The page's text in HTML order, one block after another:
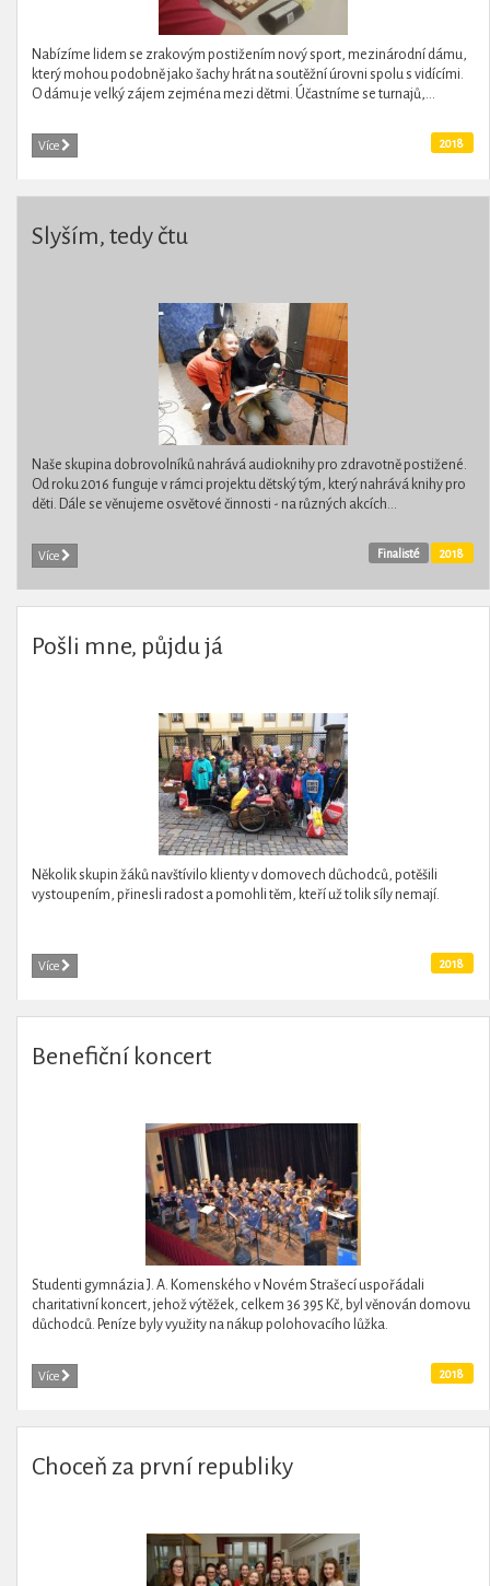
Nabízíme lidem se zrakovým postižením nový sport, mezinárodní dámu,
který mohou podobně jako šachy hrát na soutěžní úrovni spolu s vidícími.
O dámu je velký zájem zejména mezi dětmi. Účastníme se turnajů,...
Více 2018
Slyším, tedy čtu
Naše skupina dobrovolníků nahrává audioknihy pro zdravotně postižené.
Od roku 2016 funguje v rámci projektu dětský tým, který nahrává knihy pro
děti. Dále se věnujeme osvětové činnosti - na různých akcích...
Více 2018
Finalisté
Pošli mne, půjdu já
Několik skupin žáků navštívilo klienty v domovech důchodců, potěšili
vystoupením, přinesli radost a pomohli těm, kteří už tolik síly nemají.
Více 2018
Benefiční koncert
Studenti gymnázia J. A. Komenského v Novém Strašecí uspořádali
charitativní koncert, jehož výtěžek, celkem 36 395 Kč, byl věnován domovu
důchodců. Peníze byly využity na nákup polohovacího lůžka.
Více 2018
Choceň za první republiky